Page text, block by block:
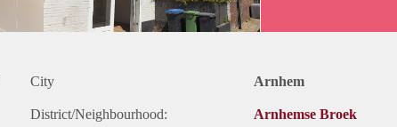
City Arnhem
District/Neighbourhood: Arnhemse Broek